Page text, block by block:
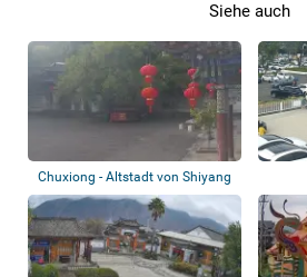
Siehe auch
Chuxiong - Altstadt von Shiyang